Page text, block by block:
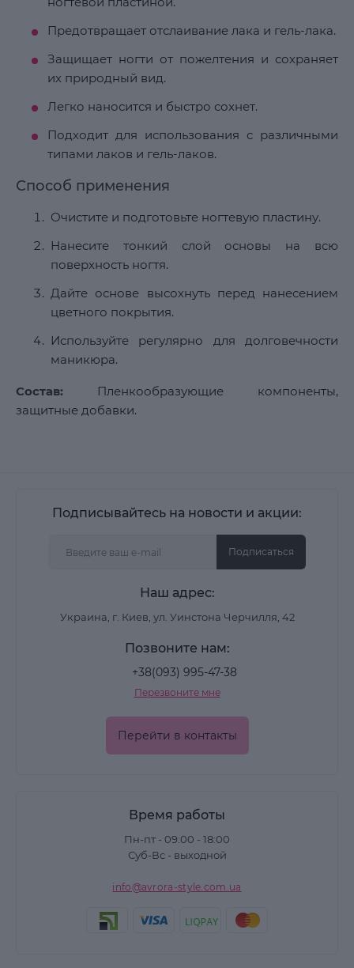
Предотвращает отслаивание лака и гель-лака.
Защищает ногти от пожелтения и сохраняет
их природный вид.
Легко наносится и быстро сохнет.
Подходит для использования с различными
типами лаков и гель-лаков.
Способ применения
Очистите и подготовьте ногтевую пластину.
Нанесите тонкий слой основы на всю
поверхность ногтя.
Дайте основе высохнуть перед нанесением
цветного покрытия.
Используйте регулярно для долговечности
маникюра.
Состав: Пленкообразующие компоненты,
защитные добавки.
Подписывайтесь на новости и акции:
Подписаться
Наш адрес:
Украина, г. Киев, ул. Уинстона Черчилля, 42
Позвоните нам:
+38(093) 995-47-38
Перезвоните мне
Перейти в контакты
Время работы
Пн-пт - 09:00 - 18:00
Суб-Вс - выходной
info@avrora-style.com.ua